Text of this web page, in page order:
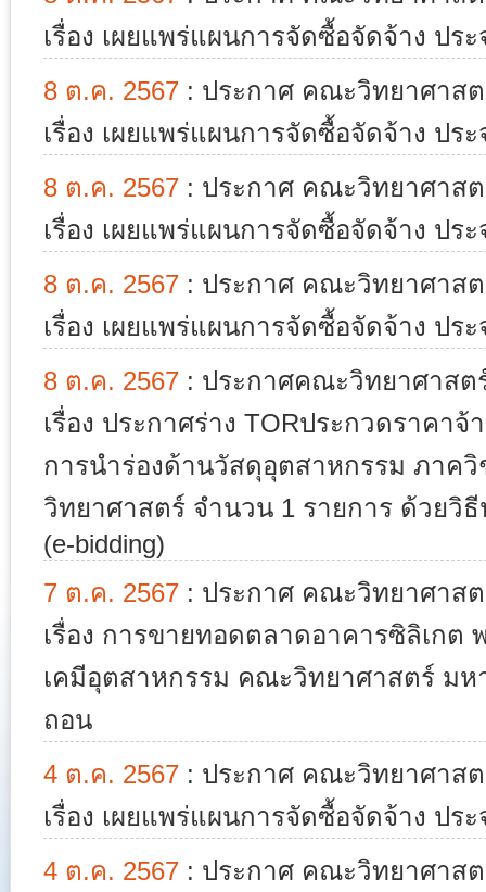
เรื่อง เผยแพร่แผนการจัดซื้อจัดจ้าง ปร
8 ต.ค. 2567 : ประกาศ คณะวิทยาศาส
เรื่อง เผยแพร่แผนการจัดซื้อจัดจ้าง ปร
8 ต.ค. 2567 : ประกาศ คณะวิทยาศาส
เรื่อง เผยแพร่แผนการจัดซื้อจัดจ้าง ปร
8 ต.ค. 2567 : ประกาศ คณะวิทยาศาส
เรื่อง เผยแพร่แผนการจัดซื้อจัดจ้าง ปร
8 ต.ค. 2567 : ประกาศคณะวิทยาศาสต
เรื่อง ประกาศร่าง TORประกวดราคา
การนำร่องด้านวัสดุอุตสาหกรรม ภาค
วิทยาศาสตร์ จำนวน 1 รายการ ด้วยวิ
(e-bidding)
7 ต.ค. 2567 : ประกาศ คณะวิทยาศาส
เรื่อง การขายทอดตลาดอาคารซิลิเกต
เคมีอุตสาหกรรม คณะวิทยาศาสตร์ มห
ถอน
4 ต.ค. 2567 : ประกาศ คณะวิทยาศาส
เรื่อง เผยแพร่แผนการจัดซื้อจัดจ้าง ปร
4 ต.ค. 2567 : ประกาศ คณะวิทยาศาส